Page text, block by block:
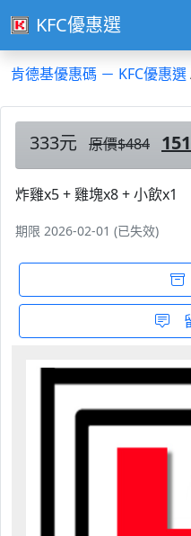
KFC優惠選
肯德基優惠碼 － KFC優惠選
333元 原價$484
炸雞x5 + 雞塊x8 + 小飲x1
期限 2026-02-01 (已失效)